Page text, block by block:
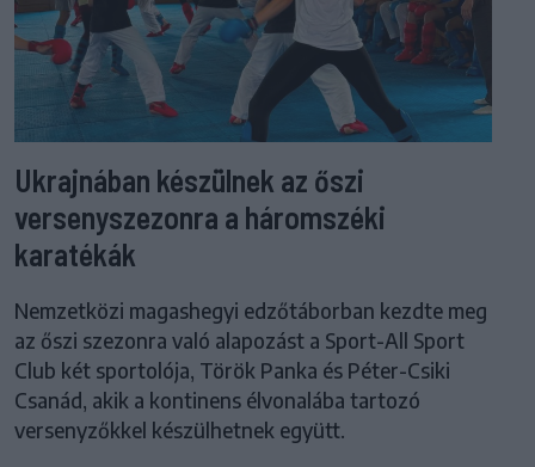
Ukrajnában készülnek az őszi
versenyszezonra a háromszéki
karatékák
Nemzetközi magashegyi edzőtáborban kezdte meg
az őszi szezonra való alapozást a Sport-All Sport
Club két sportolója, Török Panka és Péter-Csiki
Csanád, akik a kontinens élvonalába tartozó
versenyzőkkel készülhetnek együtt.